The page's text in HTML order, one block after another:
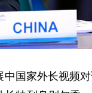
国家外长视频